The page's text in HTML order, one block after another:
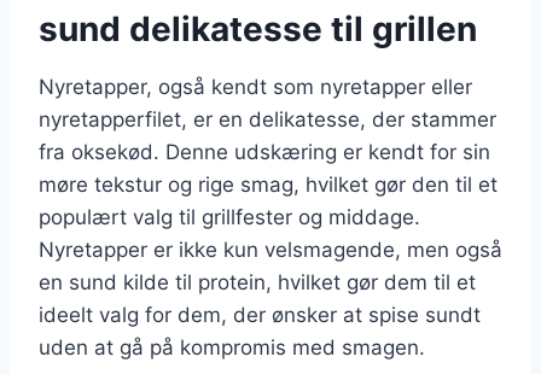
sund delikatesse til grillen
Nyretapper, også kendt som nyretapper eller
nyretapperfilet, er en delikatesse, der stammer
fra oksekød. Denne udskæring er kendt for sin
møre tekstur og rige smag, hvilket gør den til et
populært valg til grillfester og middage.
Nyretapper er ikke kun velsmagende, men også
en sund kilde til protein, hvilket gør dem til et
ideelt valg for dem, der ønsker at spise sundt
uden at gå på kompromis med smagen.